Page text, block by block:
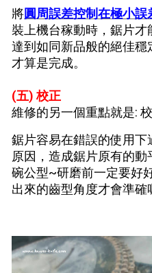
將圓周誤差控制在極小誤
裝上機台稼動時， 鋸片才
達到如同新品般的絕佳穩
才算是完成。
(五) 校正
維修的另一個重點就是: 校
鋸片容易在錯誤的使用
原因，造成鋸片原有的
碗公型~研磨前一定要好
出來的齒型角度才會準確